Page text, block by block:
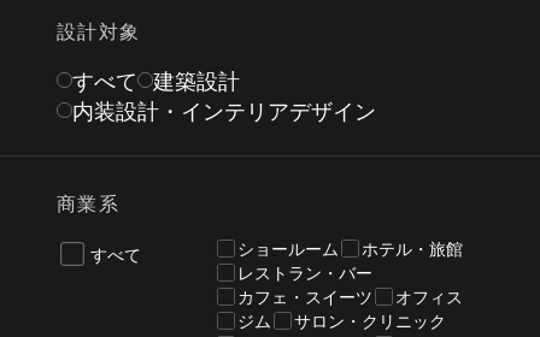
設計対象
すべて 建築設計
内装設計・インテリアデザイン
商業系
すべて ショールーム
ホテル・旅館
レストラン・バー
カフェ・スイーツ
オフィス
ジム
サロン・クリニック